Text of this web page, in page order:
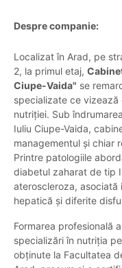
Despre companie:
Localizat în Arad, pe
2, la primul etaj,
Ciupe-Vaida" se
specializate ce
nutriției. Sub
Iuliu Ciupe-Vaida,
managementul și chiar
Printre patologiile
diabetul zaharat de tip
ateroscleroza,
hepatică și diferite
Formarea profesională
specializări în nutriția
obținute la Facultatea